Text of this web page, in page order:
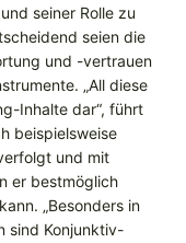
seiner Rolle zu
seien die
und -vertrauen
„All diese
Inhalte dar“, führt
beispielsweise
und mit
er bestmöglich
„Besonders in
sind Konjunktiv-